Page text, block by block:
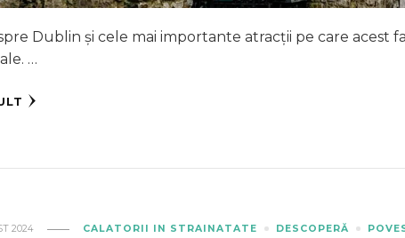
Dublin și cele mai importante atracții pe care
…
2024 CALATORII IN STRAINATATE DESCOPERĂ